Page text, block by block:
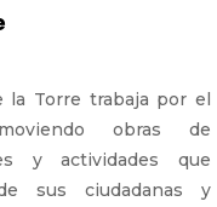
la Torre trabaja por el
obras de
y actividades que
sus ciudadanas y